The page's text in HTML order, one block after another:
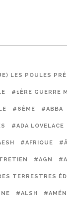
LES POULES
#1ÈRE GUERRE
#6ÈME #ABBA
#ADA LOVELACE
#AFRIQUE
#AGN
TERRESTRES
#ALSH